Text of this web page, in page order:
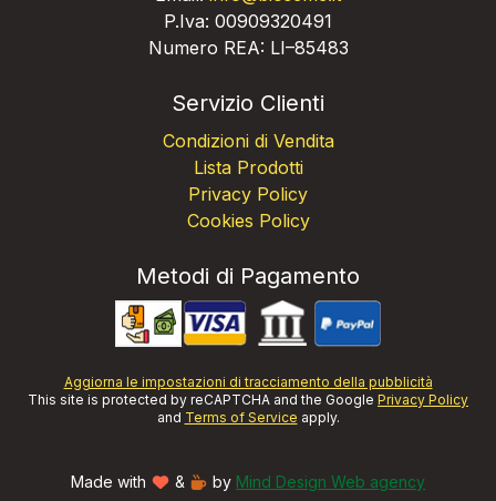
P.Iva: 00909320491
Numero REA: LI–85483
Servizio Clienti
Condizioni di Vendita
Lista Prodotti
Privacy Policy
Cookies Policy
Metodi di Pagamento
Aggiorna le impostazioni di tracciamento della pubblicità
This site is protected by reCAPTCHA and the Google Privacy Policy
and Terms of Service apply.
Made with & by Mind Design Web agency